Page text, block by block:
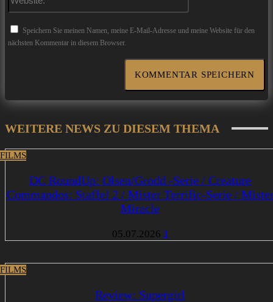
Speichern Sie meinen Namen, meine E-Mail-Adresse und meine Website für den
nächsten Kommentar in diesem Browser.
WEITERE NEWS ZU DIESEM THEMA
DC RoundUp: Olsen/Grodd -Serie / Creature
Commandos: Staffel 2 / Mister Terrific-Serie /
Miracle
05.07.2026 1
Review: Supergirl